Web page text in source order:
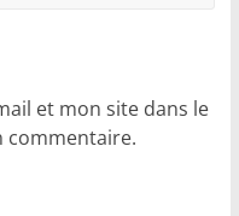
et mon site dans le
commentaire.